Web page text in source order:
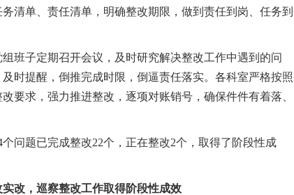
清单、责任清单，明确整改期限，做到责任到岗、任务到
子定期召开会议，及时研究解决整改工作中遇到的问
时提醒，倒推完成时限，倒逼责任落实。各科室严格按照
要求，强力推进整改，逐项对账销号，确保件件有着落、
题已完成整改22个，正在整改2个，取得了阶段性成
改，巡察整改工作取得阶段性成效